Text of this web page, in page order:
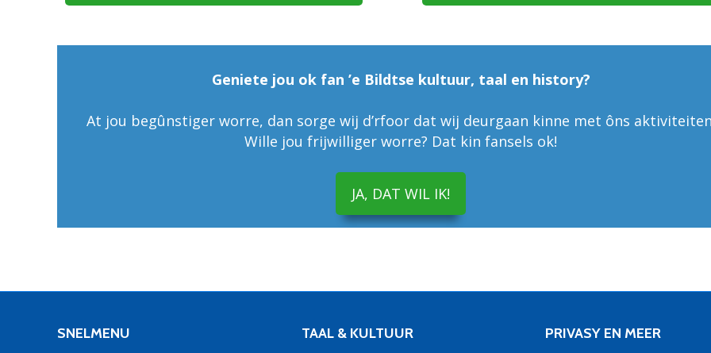
Geniete jou ok fan ’e Bildtse kultuur, taal en history?
At jou begûnstiger worre, dan sorge wij d’rfoor dat wij deurgaan kinne met ôns
Wille jou frijwilliger worre? Dat kin fansels ok!
JA, DAT WIL IK!
SNELMENU TAAL & KULTUUR PRIVASY EN MEER